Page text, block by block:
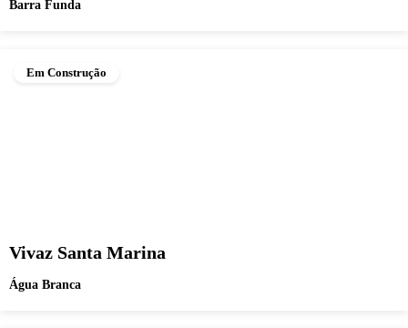
Barra Funda
Em Construção
Vivaz Santa Marina
Água Branca